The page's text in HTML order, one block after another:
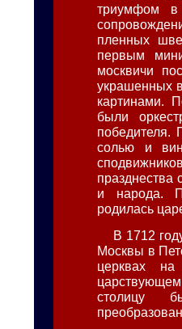
триумфом в
пленных
первым
москвичи
украшенных
картинами.
были
победителя.
солью и
празднества
и народа.
родилась
В 1712
Москвы в
церквах
столицу